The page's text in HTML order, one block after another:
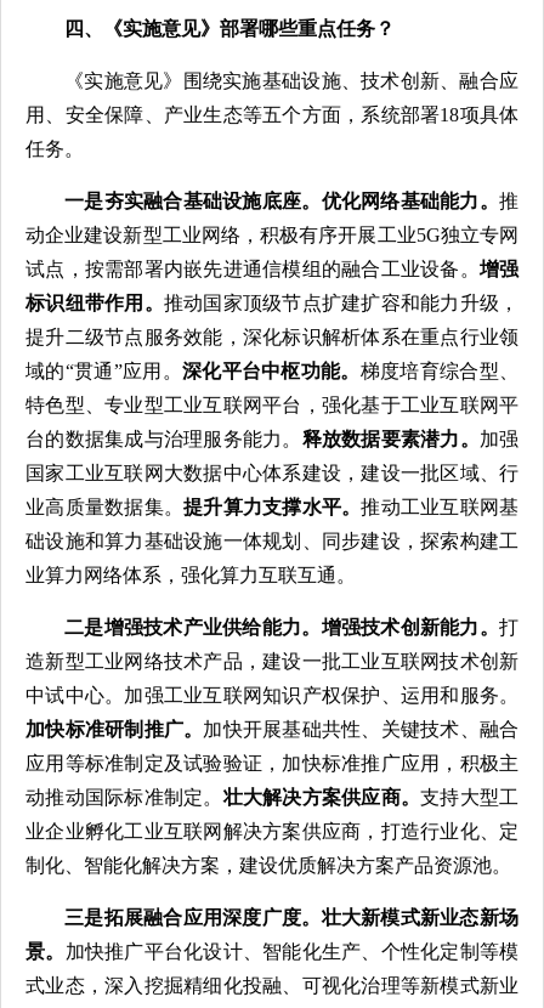
四、《实施意见》部署哪些重点任务？
《实施意见》围绕实施基础设施、技术创新、融合应
用、安全保障、产业生态等五个方面，系统部署18项具体
任务。
一是夯实融合基础设施底座。 优化网络基础能力。推
动企业建设新型工业网络，积极有序开展工业5G独立专网
试点，按需部署内嵌先进通信模组的融合工业设备。 增强
标识纽带作用。 推动国家顶级节点扩建扩容和能力升级，
提升二级节点服务效能，深化标识解析体系在重点行业领
域的“贯通”应用。 深化平台中枢功能。 梯度培育综合型、
特色型、专业型工业互联网平台，强化基于工业互联网平
台的数据集成与治理服务能力。 释放数据要素潜力。 加强
国家工业互联网大数据中心体系建设，建设一批区域、行
业高质量数据集。 提升算力支撑水平。推动工业互联网基
础设施和算力基础设施一体规划、同步建设，探索构建工
业算力网络体系，强化算力互联互通。
二是增强技术产业供给能力。 增强技术创新能力。打
造新型工业网络技术产品，建设一批工业互联网技术创新
中试中心。加强工业互联网知识产权保护、运用和服务。
加快标准研制推广。 加快开展基础共性、关键技术、融合
应用等标准制定及试验验证，加快标准推广应用，积极主
动推动国际标准制定。壮大解决方案供应商。 支持大型工
业企业孵化工业互联网解决方案供应商，打造行业化、定
制化、智能化解决方案，建设优质解决方案产品资源池。
三是拓展融合应用深度广度。壮大新模式新业态新场
景。 加快推广平台化设计、智能化生产、个性化定制等模
式业态，深入挖掘精细化投融、可视化治理等新模式新业